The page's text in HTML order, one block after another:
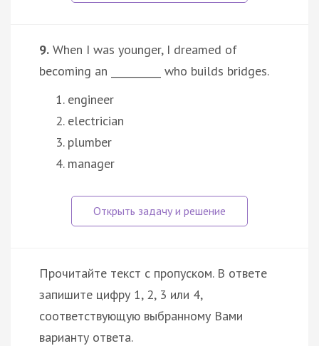
9. When I was younger, I dreamed of
becoming an __________ who builds bridges.
engineer
electrician
plumber
manager
Прочитайте текст с пропуском. В ответе
запишите цифру 1, 2, 3 или 4,
соответствующую выбранному Вами
варианту ответа.